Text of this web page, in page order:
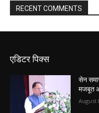
RECENT COMMENTS
एडिटर पिक्स
सेन
मजबूत
August